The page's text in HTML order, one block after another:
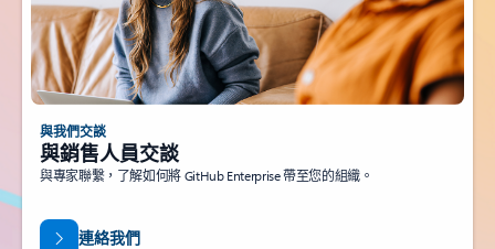
與我們交談
與銷售人員交談
與專家聯繫，了解如何將 GitHub Enterprise 帶至您的組織。
連絡我們